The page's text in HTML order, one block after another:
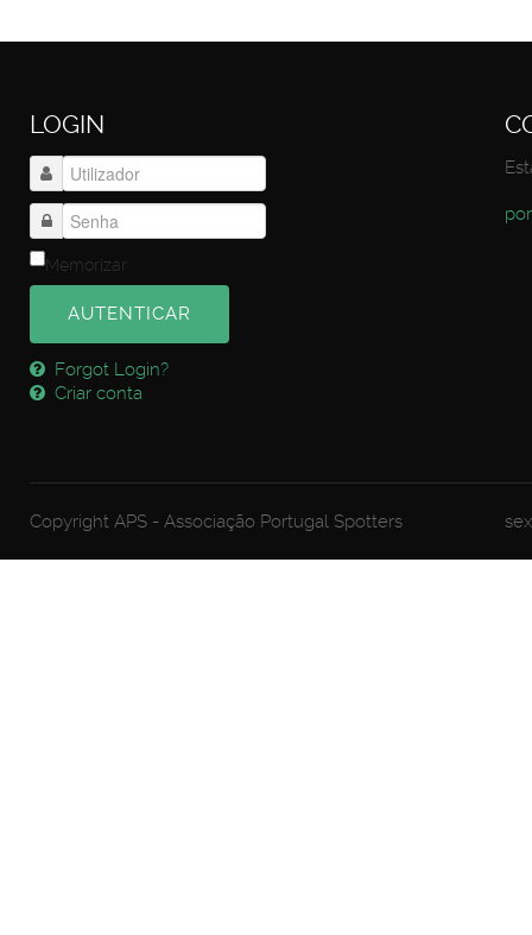
LOGIN
Memorizar
AUTENTICAR
Forgot Login?
Criar conta
Copyright APS - Associação Portugal Spotters